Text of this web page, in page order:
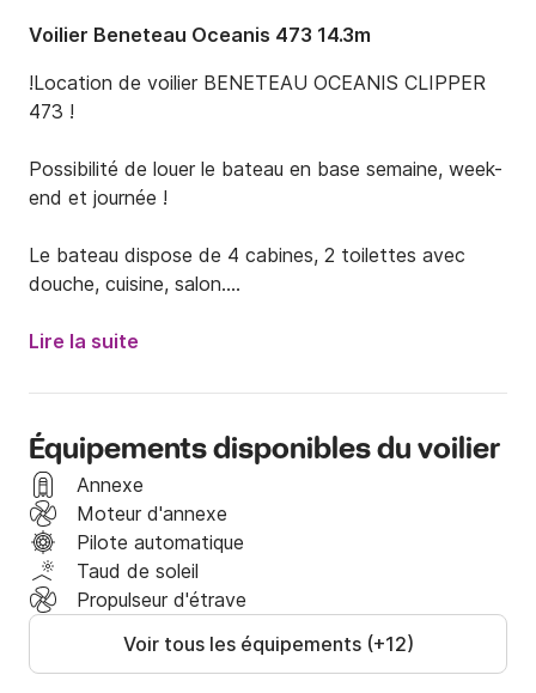
Voilier Beneteau Oceanis 473 14.3m
!Location de voilier BENETEAU OCEANIS CLIPPER
473 !
Possibilité de louer le bateau en base semaine, week-
end et journée !
Le bateau dispose de 4 cabines, 2 toilettes avec
douche, cuisine, salon.
euros et la taxe touristique 1,33 euros/nuit/personne !
Nous t'attendons!
Lire la suite
Équipements disponibles du voilier
Annexe
Moteur d'annexe
Pilote automatique
Taud de soleil
Propulseur d'étrave
Voir tous les équipements (+12)